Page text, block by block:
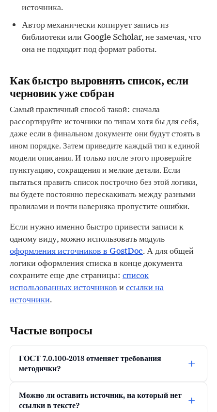
источника.
Автор механически копирует запись из
библиотеки или Google Scholar, не замечая, что
она не подходит под формат работы.
Как быстро выровнять список, если
черновик уже собран
Самый практичный способ такой: сначала
рассортируйте источники по типам хотя бы для себя,
даже если в финальном документе они будут стоять в
ином порядке. Затем приведите каждый тип к единой
модели описания. И только после этого проверяйте
пунктуацию, сокращения и мелкие детали. Если
пытаться править список построчно без этой логики,
вы будете постоянно перескакивать между разными
правилами и почти наверняка пропустите ошибки.
Если нужно именно быстро привести записи к
одному виду, можно использовать модуль
оформления источников в GostDoc. А для общей
логики оформления списка в конце документа
сохраните еще две страницы: список
использованных источников и ссылки на
источники.
Частые вопросы
ГОСТ 7.0.100-2018 отменяет требования
методички?
+
Можно ли оставить источник, на который нет
ссылки в тексте?
+